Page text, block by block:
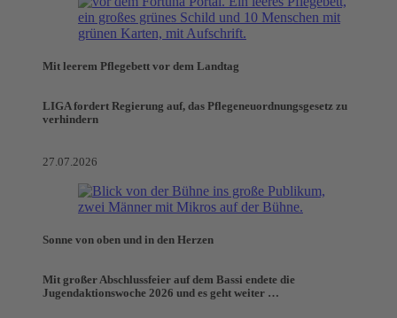
Mit leerem Pflegebett vor dem Landtag
LIGA fordert Regierung auf, das Pflegeneuordnungsgesetz zu
verhindern
27.07.2026
Sonne von oben und in den Herzen
Mit großer Abschlussfeier auf dem Bassi endete die
Jugendaktionswoche 2026 und es geht weiter …